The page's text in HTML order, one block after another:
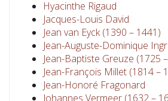
Hyacinthe Rigaud
Jacques-Louis David
Jean van Eyck (1390 – 1441)
Jean-Auguste-Dominique
Jean-Baptiste Greuze (1725
Jean-François Millet (1814 –
Jean-Honoré Fragonard
Johannes Vermeer (1632 –